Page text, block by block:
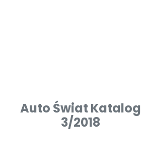
Auto Świat Katalog
3/2018